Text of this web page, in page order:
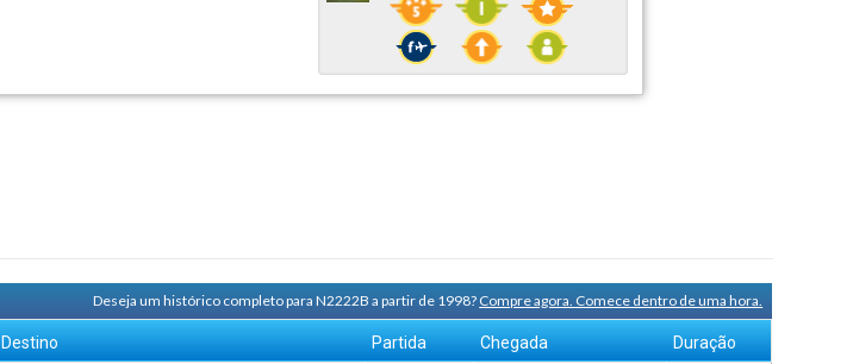
Deseja um histórico completo para N2222B a partir de 1998?Compre agora. Comece dentro de uma hora.
Destino Partida Chegada Duração